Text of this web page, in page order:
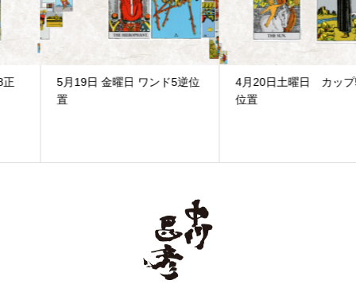
5月19日 金曜日 ワンド5逆位
4月20日土曜日 カップ5正